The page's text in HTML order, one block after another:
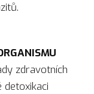
zdravotních
detoxikaci